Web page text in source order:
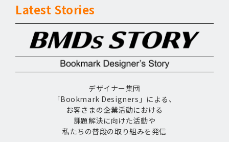
Latest Stories
デザイナー集団
「Bookmark Designers」による、
お客さまの企業活動における
課題解決に向けた活動や
私たちの普段の取り組みを発信